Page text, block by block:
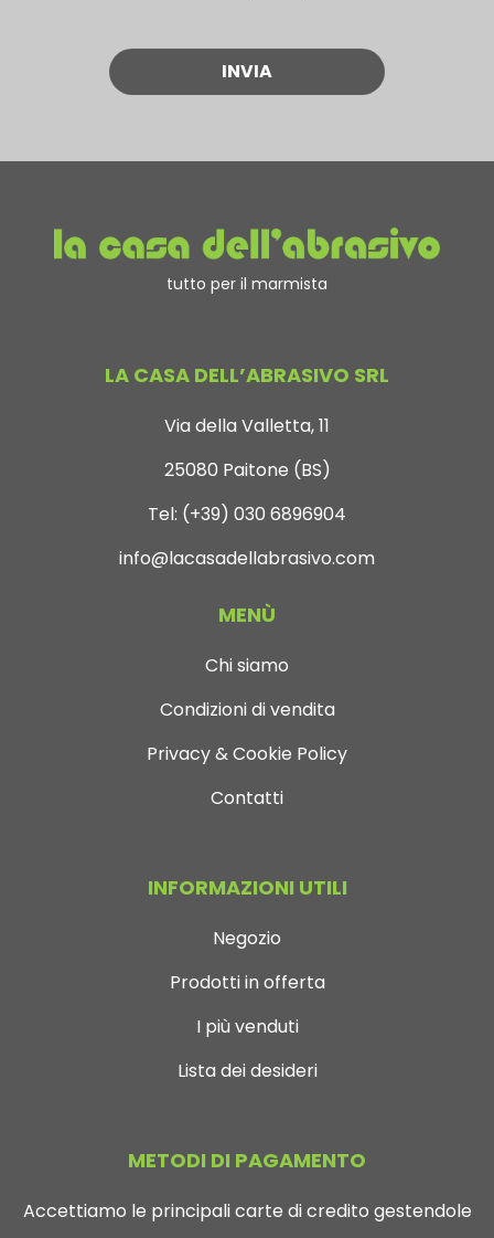
tutto per il marmista
LA CASA DELL’ABRASIVO SRL
Via della Valletta, 11
25080 Paitone (BS)
Tel: (+39) 030 6896904
info@lacasadellabrasivo.com
MENÙ
Chi siamo
Condizioni di vendita
Privacy & Cookie Policy
Contatti
INFORMAZIONI UTILI
Negozio
Prodotti in offerta
I più venduti
Lista dei desideri
METODI DI PAGAMENTO
Accettiamo le principali carte di credito gestendole